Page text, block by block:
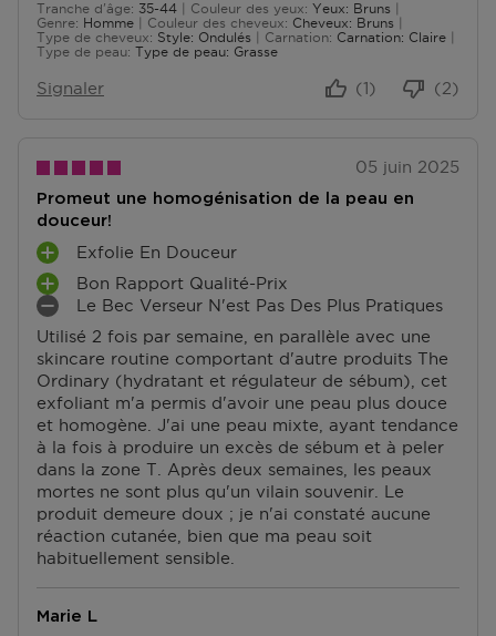
Tranche d'âge
De 35 à 44 35-44 Couleur des yeux
Yeux: Bruns
Genre
Homme Couleur des cheveux
Cheveux: Bruns
Type de cheveux
Style: Ondulés Carnation
Carnation: Claire
Type de peau Type de peau: Grasse
Signaler (2)
(1)
05 juin 2025
Promeut une homogénisation de la peau en
douceur!
Utilisé 2 fois par semaine, en parallèle avec une
skincare routine comportant d'autre produits The
Ordinary (hydratant et régulateur de sébum), cet
exfoliant m'a permis d'avoir une peau plus douce
et homogène. J'ai une peau mixte, ayant tendance
à la fois à produire un excès de sébum et à peler
dans la zone T. Après deux semaines, les peaux
mortes ne sont plus qu'un vilain souvenir. Le
produit demeure doux ; je n'ai constaté aucune
réaction cutanée, bien que ma peau soit
habituellement sensible.
A
V
A
N
A
S
Exfolie En Douceur
A
V
A
N
T
A
G
E
S
Bon Rapport Qualité-Prix
I
N
C
O
N
V
É
N
I
E
N
T
Le Bec Verseur N'est Pas Des Plus Pratiques
Marie L